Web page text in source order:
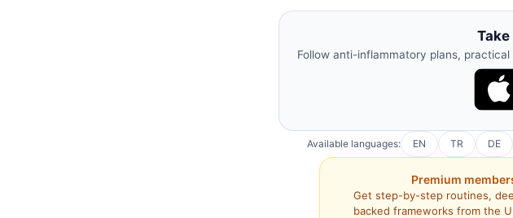
Follow anti-inflammatory plans,
Available languages: EN TR DE
Premium
Get step-by-step routines,
backed frameworks from the